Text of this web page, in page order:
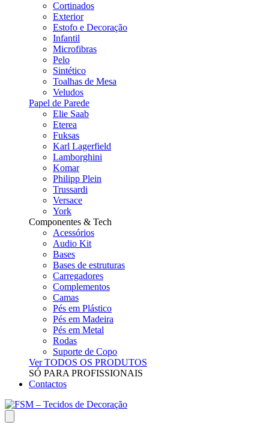
Cortinados
Exterior
Estofo e Decoração
Infantil
Microfibras
Pelo
Sintético
Toalhas de Mesa
Veludos
Papel de Parede
Elie Saab
Eterea
Fuksas
Karl Lagerfield
Lamborghini
Komar
Philipp Plein
Trussardi
Versace
York
Componentes & Tech
Acessórios
Audio Kit
Bases
Bases de estruturas
Carregadores
Complementos
Camas
Pés em Plástico
Pés em Madeira
Pés em Metal
Rodas
Suporte de Copo
Ver TODOS OS PRODUTOS
SÓ PARA PROFISSIONAIS
Contactos